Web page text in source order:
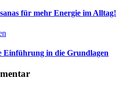
für mehr Energie im Alltag!
Einführung in die Grundlagen